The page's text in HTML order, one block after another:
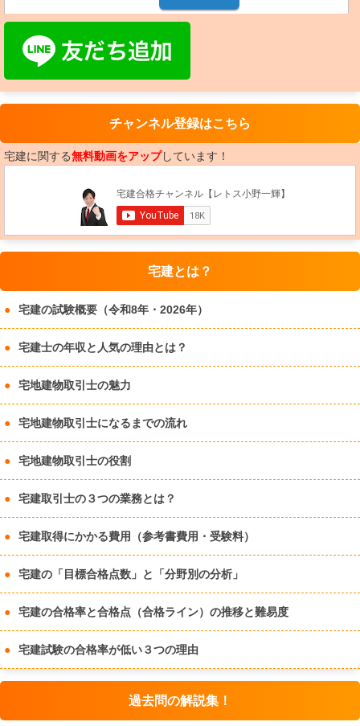
チャンネル登録はこちら
宅建に関する無料動画をアップしています！
宅建とは？
宅建の試験概要（令和8年・2026年）
宅建士の年収と人気の理由とは？
宅地建物取引士の魅力
宅地建物取引士になるまでの流れ
宅地建物取引士の役割
宅建取引士の３つの業務とは？
宅建取得にかかる費用（参考書費用・受験料）
宅建の「目標合格点数」と「分野別の分析」
宅建の合格率と合格点（合格ライン）の推移と難易度
宅建試験の合格率が低い３つの理由
過去問の解説集！